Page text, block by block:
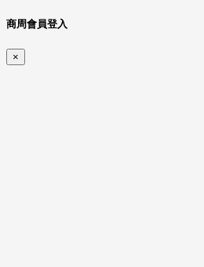
商周會員登入
×